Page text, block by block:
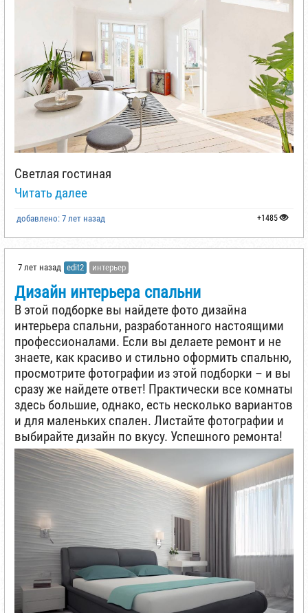
Светлая гостиная
Читать далее
добавлено: 7 лет назад +1485
7 лет назад edit2 интерьер
Дизайн интерьера спальни
В этой подборке вы найдете фото дизайна
интерьера спальни, разработанного настоящими
профессионалами. Если вы делаете ремонт и не
знаете, как красиво и стильно оформить спальню,
просмотрите фотографии из этой подборки – и вы
сразу же найдете ответ! Практически все комнаты
здесь большие, однако, есть несколько вариантов
и для маленьких спален. Листайте фотографии и
выбирайте дизайн по вкусу. Успешного ремонта!